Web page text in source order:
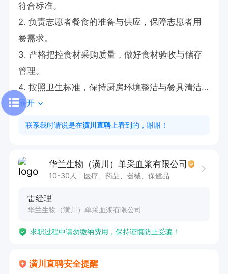
符合标准。
2. 负责志愿者餐食的准备与供应，保障志愿者用
餐需求。
3. 严格把控食材采购质量，做好食材验收与储存
管理。
4. 按照卫生标准，保持厨房环境整洁与餐具清洁
消毒。
5. 合理规划食材用量，控制成本，避免浪费。
福利待遇：3500-4500/月   购买五险
展开
联系我时请说是在潢川直聘 上看到的，谢谢！
华兰生物（潢川）单采血浆有限公司
10-30人 医疗、药品、器械、保健品
雷经理
华兰生物（潢川）单采血浆有限公司
求职过程中请勿缴纳费用，保持谨慎防止受骗！
潢川直聘安全提醒